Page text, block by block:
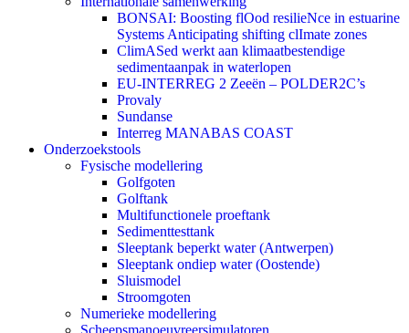
BONSAI: Boosting flOod resilieNce in estuarine
Systems Anticipating shifting clImate zones
ClimASed werkt aan klimaatbestendige
sedimentaanpak in waterlopen
EU-INTERREG 2 Zeeën – POLDER2C’s
Provaly
Sundanse
Interreg MANABAS COAST
Onderzoekstools
Fysische modellering
Golfgoten
Golftank
Multifunctionele proeftank
Sedimenttesttank
Sleeptank beperkt water (Antwerpen)
Sleeptank ondiep water (Oostende)
Sluismodel
Stroomgoten
Numerieke modellering